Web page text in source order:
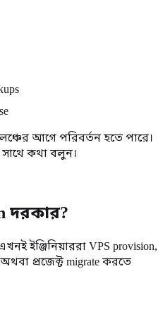
লঞ্চের আগে পরিবর্তন হতে পারে।
কথা বলুন।
দরকার?
ইঞ্জিনিয়াররা VPS provision,
প্রজেক্ট migrate করতে